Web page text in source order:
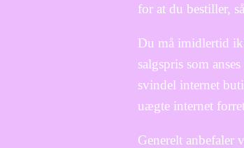
for at du bestiller,
Du må imidlertid
salgspris som
svindel internet
uægte internet
Generelt anbefaler